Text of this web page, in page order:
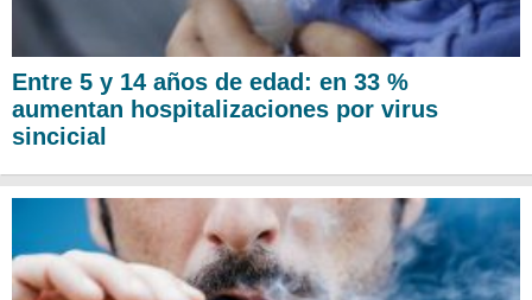
Entre 5 y 14 años de edad: en 33 %
aumentan hospitalizaciones por virus
sincicial